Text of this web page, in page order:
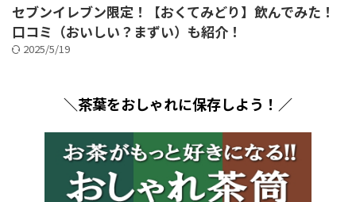
セブンイレブン限定！【おくてみどり】飲んでみた！
口コミ（おいしい？まずい）も紹介！
2025/5/19
＼茶葉をおしゃれに保存しよう！／